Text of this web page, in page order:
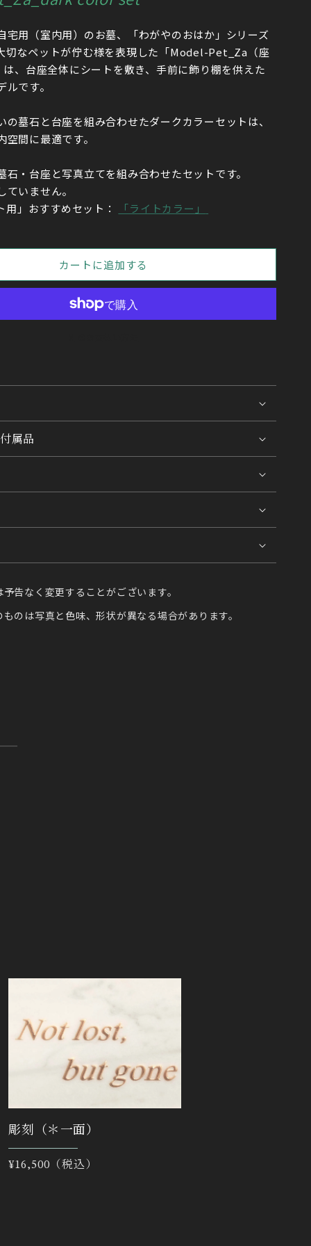
宅用（室内用）のお墓、「わがやのおはか」シリーズ
切なペットが佇む様を表現した「Model-Pet_Za（座
、台座全体にシートを敷き、手前に飾り棚を供えた
です。
の墓石と台座を組み合わせたダークカラーセットは、
間に最適です。
石・台座と写真立てを組み合わせたセットです。
いません。
」おすすめセット：
「ライトカラー」
カートに追加する
属品
告なく変更することがございます。
のは写真と色味、形状が異なる場合があります。
彫刻（＊一面）
通
¥16,500（税込）